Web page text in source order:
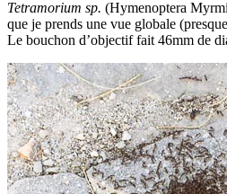
Tetramorium sp. (Hymenoptera
que je prends une vue globale
Le bouchon d’objectif fait 46mm de